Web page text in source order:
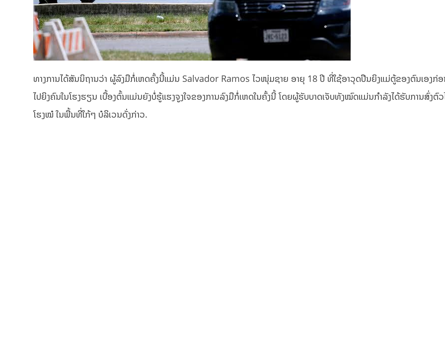
ທາງການໄດ້ສັນນິຖານວ່າ ຜູ້ລົງມືກໍ່ເຫດຄັ້ງນີ້ແມ່ນ Salvador Ramos ໄວໜຸ່ມຊາຍ ອາຍຸ 18 ປີ ທີ່ໃຊ້ອາວຸດປືນຍິງແມ່ຕູ້ຂອງຕົນເອງກ່ອ
ໄປຍິງຄົນໃນໂຮງຮຽນ ເບື້ອງຕົ້ນແມ່ນຍັງບໍ່ຮູ້ແຮງຈູງໃຈຂອງການລົງມືກໍ່ເຫດໃນຄັ້ງນີ້ ໂດຍຜູ້ຮັບບາດເຈັບທັງໝົດແມ່ນກໍາລັງໄດ້ຮັບການສົ່ງຕົ
ໂຮງໝໍ ໃນພື້ນທີ່ໃກ້ໆ ບໍລິເວນດັ່ງກ່າວ.